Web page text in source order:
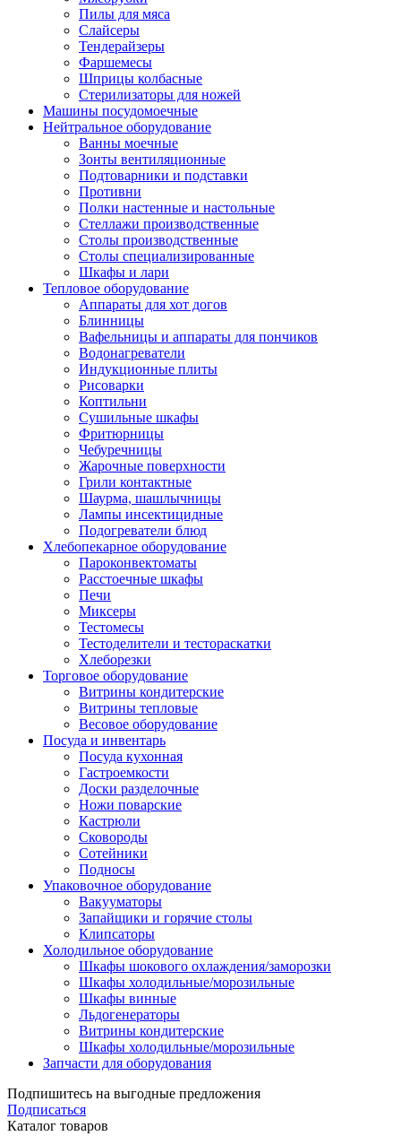
Пилы для мяса
Слайсеры
Тендерайзеры
Фаршемесы
Шприцы колбасные
Стерилизаторы для ножей
Машины посудомоечные
Нейтральное оборудование
Ванны моечные
Зонты вентиляционные
Подтоварники и подставки
Противни
Полки настенные и настольные
Стеллажи производственные
Столы производственные
Столы специализированные
Шкафы и лари
Тепловое оборудование
Аппараты для хот догов
Блинницы
Вафельницы и аппараты для пончиков
Водонагреватели
Индукционные плиты
Рисоварки
Коптильни
Сушильные шкафы
Фритюрницы
Чебуречницы
Жарочные поверхности
Грили контактные
Шаурма, шашлычницы
Лампы инсектицидные
Подогреватели блюд
Хлебопекарное оборудование
Пароконвектоматы
Расстоечные шкафы
Печи
Миксеры
Тестомесы
Тестоделители и тестораскатки
Хлеборезки
Торговое оборудование
Витрины кондитерские
Витрины тепловые
Весовое оборудование
Посуда и инвентарь
Посуда кухонная
Гастроемкости
Доски разделочные
Ножи поварские
Кастрюли
Сковороды
Сотейники
Подносы
Упаковочное оборудование
Вакууматоры
Запайщики и горячие столы
Клипсаторы
Холодильное оборудование
Шкафы шокового охлаждения/заморозки
Шкафы холодильные/морозильные
Шкафы винные
Льдогенераторы
Витрины кондитерские
Шкафы холодильные/морозильные
Запчасти для оборудования
Подпишитесь на выгодные предложения
Подписаться
Каталог товаров